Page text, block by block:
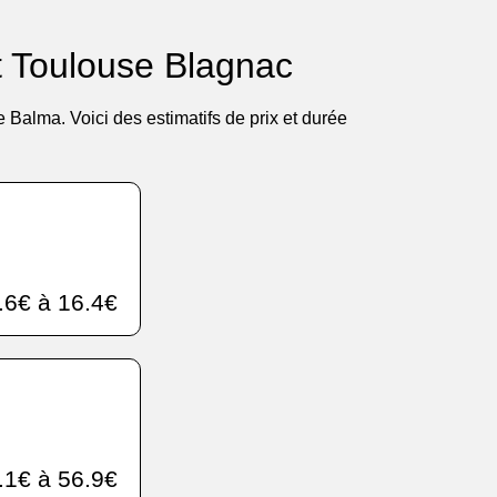
Blagnac
Voici des estimatifs de prix et durée
à 16.4€
à 56.9€